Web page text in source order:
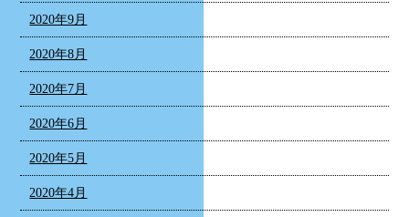
2020年9月
2020年8月
2020年7月
2020年6月
2020年5月
2020年4月